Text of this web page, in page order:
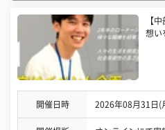
【
想い
開催日時 2026年08月31日(